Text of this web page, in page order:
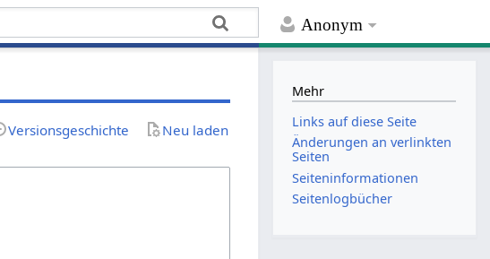
Anonym
Versionsgeschichte Neu laden
Mehr
Links auf diese Seite
Änderungen an verlinkten
Seiten
Seiten­­informationen
Seitenlogbücher